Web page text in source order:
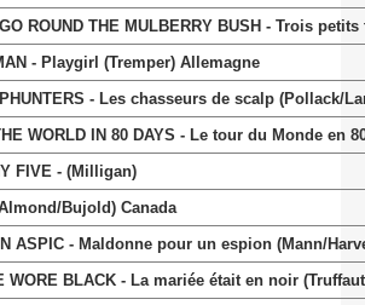
ROUND THE MULBERRY BUSH - Trois
- Playgirl (Tremper) Allemagne
- Les chasseurs de scalp (Pollack/
WORLD IN 80 DAYS - Le tour du Monde en
FIVE - (Milligan)
Bujold) Canada
ASPIC - Maldonne pour un espion (Mann/
WORE BLACK - La mariée était en noir